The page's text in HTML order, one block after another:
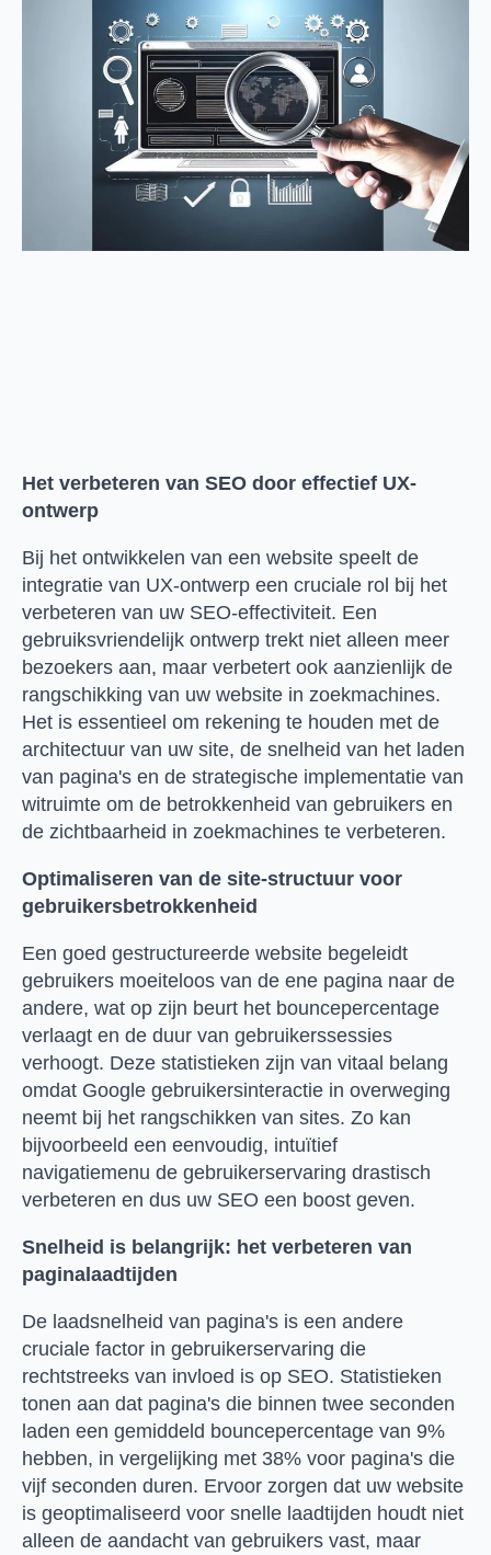
Het verbeteren van SEO door effectief UX-
ontwerp
Bij het ontwikkelen van een website speelt de
integratie van UX-ontwerp een cruciale rol bij het
verbeteren van uw SEO-effectiviteit. Een
gebruiksvriendelijk ontwerp trekt niet alleen meer
bezoekers aan, maar verbetert ook aanzienlijk de
rangschikking van uw website in zoekmachines.
Het is essentieel om rekening te houden met de
architectuur van uw site, de snelheid van het laden
van pagina's en de strategische implementatie van
witruimte om de betrokkenheid van gebruikers en
de zichtbaarheid in zoekmachines te verbeteren.
Optimaliseren van de site-structuur voor
gebruikersbetrokkenheid
Een goed gestructureerde website begeleidt
gebruikers moeiteloos van de ene pagina naar de
andere, wat op zijn beurt het bouncepercentage
verlaagt en de duur van gebruikerssessies
verhoogt. Deze statistieken zijn van vitaal belang
omdat Google gebruikersinteractie in overweging
neemt bij het rangschikken van sites. Zo kan
bijvoorbeeld een eenvoudig, intuïtief
navigatiemenu de gebruikerservaring drastisch
verbeteren en dus uw SEO een boost geven.
Snelheid is belangrijk: het verbeteren van
paginalaadtijden
De laadsnelheid van pagina's is een andere
cruciale factor in gebruikerservaring die
rechtstreeks van invloed is op SEO. Statistieken
tonen aan dat pagina's die binnen twee seconden
laden een gemiddeld bouncepercentage van 9%
hebben, in vergelijking met 38% voor pagina's die
vijf seconden duren. Ervoor zorgen dat uw website
is geoptimaliseerd voor snelle laadtijden houdt niet
alleen de aandacht van gebruikers vast, maar